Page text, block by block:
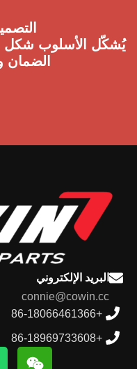
يُشكّل الأسلوب شكل
الضمان
البريد الإلكتروني
connie@cowin.cc
+86-18066461366
+86-18969733608